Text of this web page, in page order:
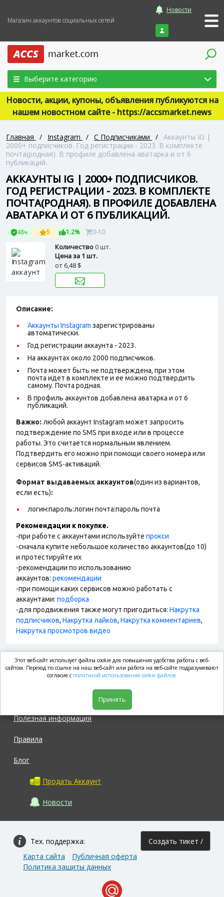
Магазин аккаунтов социальных сетей
Новости
Войти
Выберите категорию
Новости, акции, купоны, объявления публикуются на
нашем новостном сайте - https://accsmarket.news
Главная / Instagram / С Подписчиками / Аккаунты IG |
2000+ подписчиков. Год регистрации - 2023. В комплекте
почта(родная). В профиле добавлена аватарка и от 6
публикаций.
АККАУНТЫ IG | 2000+ ПОДПИСЧИКОВ.
ГОД РЕГИСТРАЦИИ - 2023. В КОМПЛЕКТЕ
ПОЧТА(РОДНАЯ). В ПРОФИЛЕ ДОБАВЛЕНА
АВАТАРКА И ОТ 6 ПУБЛИКАЦИЙ.
48ч 5 1.2% 0-10
Количество0 шт.
Цена за 1 шт.
от 6,48 $
Описание:
Аккаунты Instagram зарегистрированы
автоматически.
Год регистрации аккаунта - 2023.
На аккаунтах около 2000 подписчиков.
Почта может быть не подтверждена, при этом
почта идет в комплекте и ее можно подтвердить
самому. Почта родная.
В профиль аккаунтов добавлена аватарка и от 6
публикаций.
Важно: любой аккаунт Instagram может запросить
подтверждение по SMS при входе или в процессе
работы. Это считается нормальным явлением.
Подтвердить его можно при помощи своего номера или
сервисов SMS-активаций.
Формат выдаваемых аккаунтов(один из вариантов,
если есть):
логин:пароль:логин почта:пароль почта
Рекомендации к покупке.
-при работе с аккаунтами используйте прокси
-сначала купите небольшое количество аккаунтов(до 10)
и протестируйте их
-рекомендации по использованию
аккаунтов: рекомендации
-при помощи каких сервисов можно работать с
аккаунтами: подборка
-для продвижения также могут пригодиться: Накрутка
подписчиков, Накрутка лайков, Накрутка комментариев,
Накрутка просмотров видео
market.com
Полезная информация
Правила
Блог
Продать Аккаунт
Новости
Тех. поддержка: Создать тикет /
Карта сайта
Публичная оферта
Политика защиты данных
Этот веб-сайт использует файлы cookie для повышения удобства работы с веб-
сайтом. Переход по ссылке на наш веб-сайт или работа на веб-сайте подразумевают
согласие с политикой использования cookie файлов.
Принять